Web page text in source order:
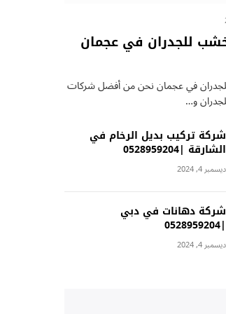
للجدران في عجمان
في عجمان نحن من أفضل شركات
و…
شركة تركيب بديل الرخام في
الشارقة |0528959204
ديسمبر 4, 2024
شركة دهانات في دبي
|0528959204
ديسمبر 4, 2024